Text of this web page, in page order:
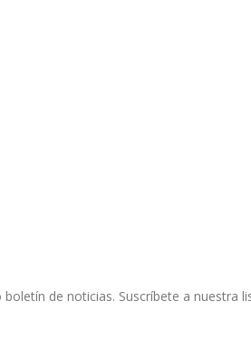
de noticias. Suscríbete a nuestra